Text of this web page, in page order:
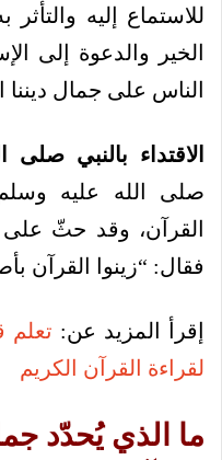
للاستماع إليه
الخير والدعوة إلى
الناس على جمال ديننا
الاقتداء بالنبي
صلى الله عليه
القرآن، وقد حثّ
فقال: “زينوا القرآن
إقرأ المزيد عن: تعلم
لقراءة القرآن الكريم
ما الذي يُحدّد